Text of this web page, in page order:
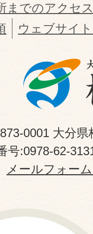
までのアクセス
ウェブサイ
0001 大分
号:0978-62-
メールフォー